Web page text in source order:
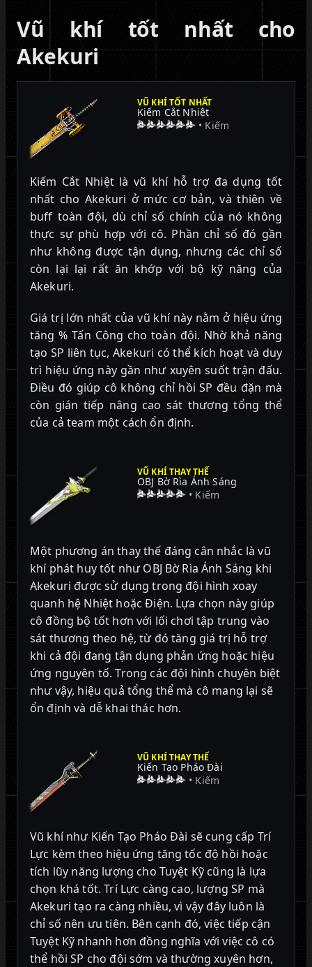
Vũ khí tốt nhất cho
Akekuri
VŨ KHÍ TỐT NHẤT
Kiếm Cắt Nhiệt
• Kiếm
Kiếm Cắt Nhiệt là vũ khí hỗ trợ đa dụng tốt
nhất cho Akekuri ở mức cơ bản, và thiên về
buff toàn đội, dù chỉ số chính của nó không
thực sự phù hợp với cô. Phần chỉ số đó gần
như không được tận dụng, nhưng các chỉ số
còn lại lại rất ăn khớp với bộ kỹ năng của
Akekuri.
Giá trị lớn nhất của vũ khí này nằm ở hiệu ứng
tăng % Tấn Công cho toàn đội. Nhờ khả năng
tạo SP liên tục, Akekuri có thể kích hoạt và duy
trì hiệu ứng này gần như xuyên suốt trận đấu.
Điều đó giúp cô không chỉ hồi SP đều đặn mà
còn gián tiếp nâng cao sát thương tổng thể
của cả team một cách ổn định.
VŨ KHÍ THAY THẾ
OBJ Bờ Rìa Ánh Sáng
• Kiếm
Một phương án thay thế đáng cân nhắc là vũ
khí phát huy tốt như OBJ Bờ Rìa Ánh Sáng khi
Akekuri được sử dụng trong đội hình xoay
quanh hệ Nhiệt hoặc Điện. Lựa chọn này giúp
cô đồng bộ tốt hơn với lối chơi tập trung vào
sát thương theo hệ, từ đó tăng giá trị hỗ trợ
khi cả đội đang tận dụng phản ứng hoặc hiệu
ứng nguyên tố. Trong các đội hình chuyên biệt
như vậy, hiệu quả tổng thể mà cô mang lại sẽ
ổn định và dễ khai thác hơn.
VŨ KHÍ THAY THẾ
Kiến Tạo Pháo Đài
• Kiếm
Vũ khí như Kiến Tạo Pháo Đài sẽ cung cấp Trí
Lực kèm theo hiệu ứng tăng tốc độ hồi hoặc
tích lũy năng lượng cho Tuyệt Kỹ cũng là lựa
chọn khá tốt. Trí Lực càng cao, lượng SP mà
Akekuri tạo ra càng nhiều, vì vậy đây luôn là
chỉ số nên ưu tiên. Bên cạnh đó, việc tiếp cận
Tuyệt Kỹ nhanh hơn đồng nghĩa với việc cô có
thể hồi SP cho đội sớm và thường xuyên hơn,